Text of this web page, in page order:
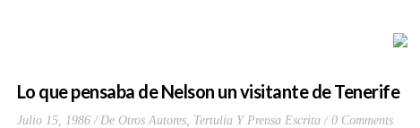
Lo que pensaba de Nelson un visitante de Tenerife
Julio 15, 1986 De Otros Autores, Tertulia Y Prensa Escrita 0 Comments